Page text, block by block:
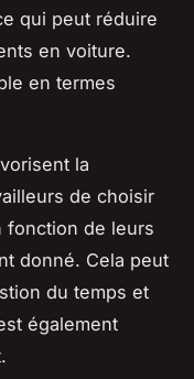
qui peut réduire
en voiture.
en termes
la
de choisir
fonction de leurs
donné. Cela peut
du temps et
également